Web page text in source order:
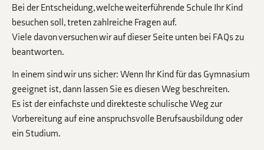
Bei der Entscheidung, welche weiterführende Schule Ihr Kind
besuchen soll, treten zahlreiche Fragen auf.
Viele davon versuchen wir auf dieser Seite unten bei FAQs zu
beantworten.
In einem sind wir uns sicher: Wenn Ihr Kind für das Gymnasium
geeignet ist, dann lassen Sie es diesen Weg beschreiten.
Es ist der einfachste und direkteste schulische Weg zur
Vorbereitung auf eine anspruchsvolle Berufsausbildung oder
ein Studium.